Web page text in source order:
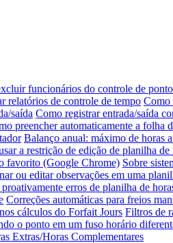
funcionários do controle de ponto
relatórios de controle de tempo Como
saída Como registrar entrada/saída
preencher automaticamente a folha
Balanço anual: máximo de horas
a restrição de edição de planilha de
favorito (Google Chrome) Sobre
ou editar observações em uma
erros de planilha de
Correções automáticas para freios
cálculos do Forfait Jours Filtros de
o ponto em um fuso horário
Extras/Horas Complementares